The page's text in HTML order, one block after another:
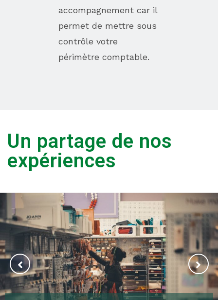
accompagnement car il
permet de mettre sous
contrôle votre
périmètre comptable.
Un partage de nos
expériences